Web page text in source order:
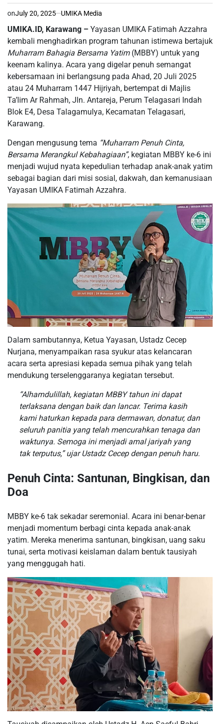
onJuly 20, 2025 UMIKA Media
UMIKA.ID, Karawang – Yayasan UMIKA Fatimah Azzahra
kembali menghadirkan program tahunan istimewa bertajuk
Muharram Bahagia Bersama Yatim(MBBY) untuk yang
keenam kalinya. Acara yang digelar penuh semangat
kebersamaan ini berlangsung pada Ahad, 20 Juli 2025
atau 24 Muharram 1447 Hijriyah, bertempat di Majlis
Ta’lim Ar Rahmah, Jln. Antareja, Perum Telagasari Indah
Blok E4, Desa Talagamulya, Kecamatan Telagasari,
Karawang.
Dengan mengusung tema “Muharram Penuh Cinta,
Bersama Merangkul Kebahagiaan”, kegiatan MBBY ke-6 ini
menjadi wujud nyata kepedulian terhadap anak-anak yatim
sebagai bagian dari misi sosial, dakwah, dan kemanusiaan
Yayasan UMIKA Fatimah Azzahra.
Dalam sambutannya, Ketua Yayasan, Ustadz Cecep
Nurjana, menyampaikan rasa syukur atas kelancaran
acara serta apresiasi kepada semua pihak yang telah
mendukung terselenggaranya kegiatan tersebut.
“Alhamdulillah, kegiatan MBBY tahun ini dapat
terlaksana dengan baik dan lancar. Terima kasih
kami haturkan kepada para dermawan, donatur, dan
seluruh panitia yang telah mencurahkan tenaga dan
waktunya. Semoga ini menjadi amal jariyah yang
tak terputus,”ujar Ustadz Cecep dengan penuh haru.
Penuh Cinta: Santunan, Bingkisan, dan
Doa
MBBY ke-6 tak sekadar seremonial. Acara ini benar-benar
menjadi momentum berbagi cinta kepada anak-anak
yatim. Mereka menerima santunan, bingkisan, uang saku
tunai, serta motivasi keislaman dalam bentuk tausiyah
yang menggugah hati.